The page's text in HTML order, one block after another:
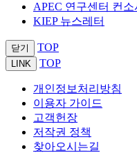
APEC 연구센터 컨
KIEP 뉴스레터
닫기 TOP
LINK TOP
개인정보처리방침
이용자 가이드
고객헌장
저작권 정책
찾아오시는길